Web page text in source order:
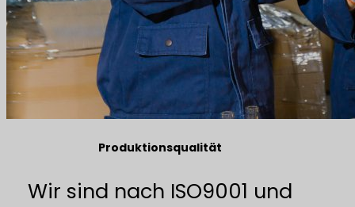
Produktionsqualität
Wir sind nach ISO9001 und